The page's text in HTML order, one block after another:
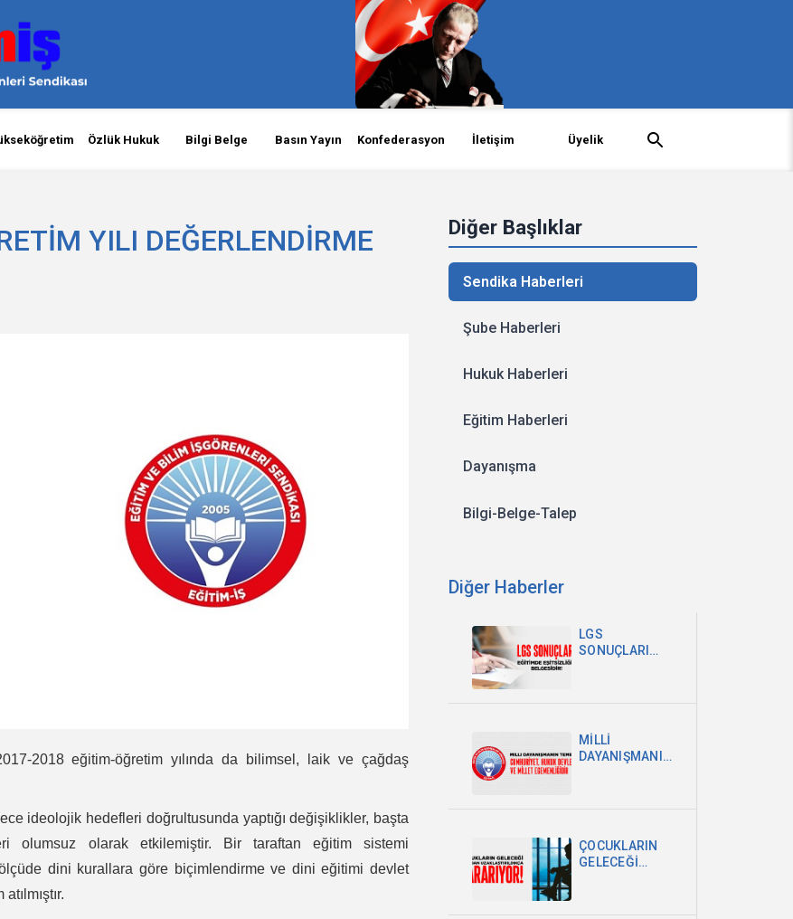
Özlük Hukuk Bilgi Belge Basın Yayın Konfederasyon İletişim Üyelik
Diğer Başlıklar
Sendika Haberleri
Şube Haberleri
Hukuk Haberleri
Eğitim Haberleri
Dayanışma
Bilgi-Belge-Talep
Diğer Haberler
LGS
SONUÇLARI
MİLLİ
DAYANIŞMANIN
MİLLET
EGEMENLİĞİDİR
ÇOCUKLARIN
GELECEĞİ
YILI DEĞERLENDİRME
2018 eğitim-öğretim yılında da bilimsel, laik ve çağdaş
ideolojik hedefleri doğrultusunda yaptığı değişiklikler, başta
olumsuz olarak etkilemiştir. Bir taraftan eğitim sistemi
dini kurallara göre biçimlendirme ve dini eğitimi devlet